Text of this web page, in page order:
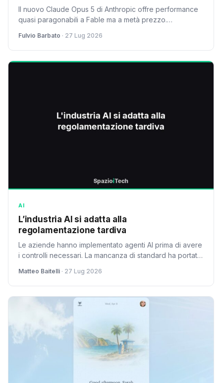
Il nuovo Claude Opus 5 di Anthropic offre performance
quasi paragonabili a Fable ma a metà prezzo.
Fulvio Barbato · 27 Lug 2026
AI
L’industria AI si adatta alla
regolamentazione tardiva
Le aziende hanno implementato agenti AI prima di avere
i controlli necessari. La mancanza di standard ha portato
necessità di una governance più rigorosa.
Matteo Baitelli · 27 Lug 2026